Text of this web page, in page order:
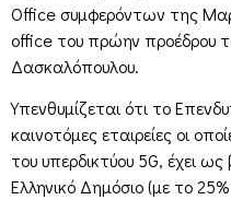
Office συμφερόντων της
office του πρώην προέδρου
Δασκαλόπουλου.
Υπενθυμίζεται ότι το
καινοτόμες εταιρείες οι
του υπερδικτύου 5G, έχει
Ελληνικό Δημόσιο (με το